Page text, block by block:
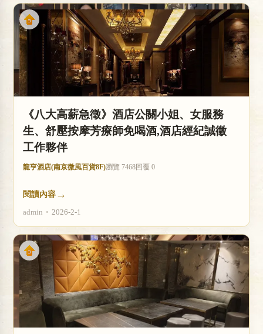
《八大高薪急徵》酒店公關小姐、女服務
生、舒壓按摩芳療師免喝酒,酒店經紀誠徵
工作夥伴
龍亨酒店(南京微風百貨8F)瀏覽 7468回覆 0
閱讀內容 →
admin • 2026-2-1